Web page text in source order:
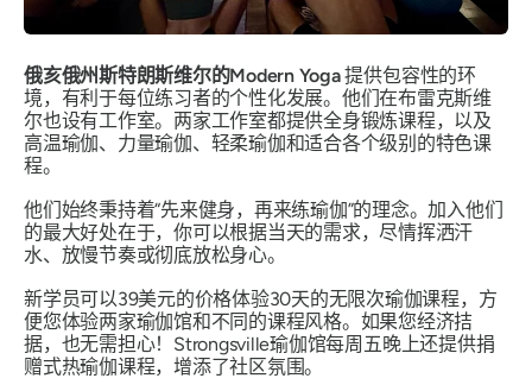
俄亥俄州斯特朗斯维尔的Modern Yoga提供包容性的环
境，有利于每位练习者的个性化发展。他们在布雷克斯维
尔也设有工作室。两家工作室都提供全身锻炼课程，以及
高温瑜伽、力量瑜伽、轻柔瑜伽和适合各个级别的特色课
程。
他们始终秉持着“先来健身，再来练瑜伽”的理念。加入他们
的最大好处在于，你可以根据当天的需求，尽情挥洒汗
水、放慢节奏或彻底放松身心。
新学员可以39美元的价格体验30天的无限次瑜伽课程，方
便您体验两家瑜伽馆和不同的课程风格。如果您经济拮
据，也无需担心！Strongsville瑜伽馆每周五晚上还提供捐
赠式热瑜伽课程，增添了社区氛围。